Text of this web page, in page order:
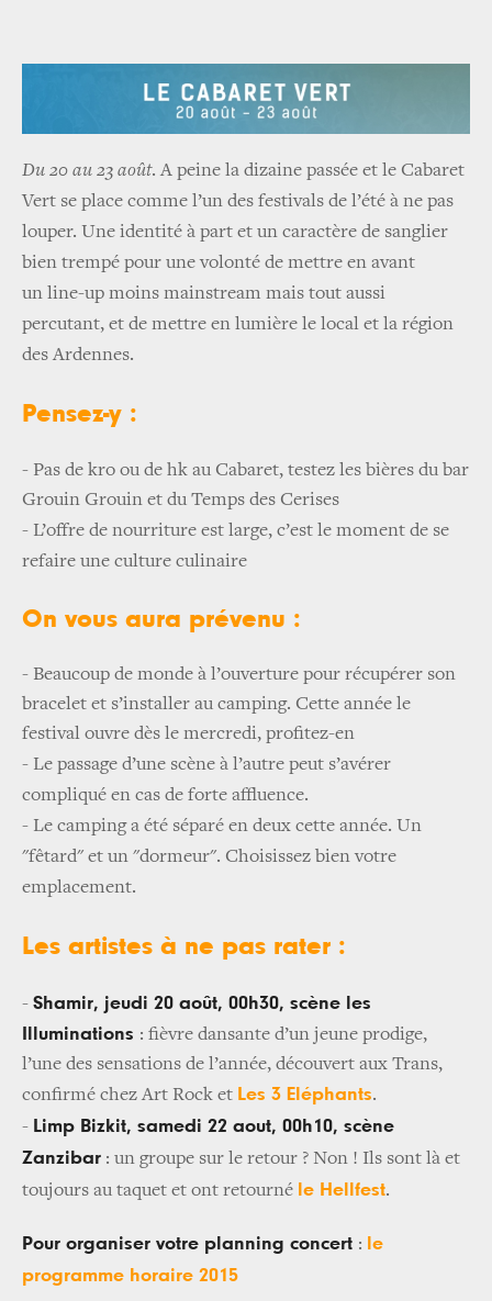
Du 20 au 23 août. A peine la dizaine passée et le Cabaret
Vert se place comme l’un des festivals de l’été à ne pas
louper. Une identité à part et un caractère de sanglier
bien trempé pour une volonté de mettre en avant
un line-up moins mainstream mais tout aussi
percutant, et de mettre en lumière le local et la région
des Ardennes.
Pensez-y :
- Pas de kro ou de hk au Cabaret, testez les bières du bar
Grouin Grouin et du Temps des Cerises
- L’offre de nourriture est large, c’est le moment de se
refaire une culture culinaire
On vous aura prévenu :
- Beaucoup de monde à l’ouverture pour récupérer son
bracelet et s’installer au camping. Cette année le
festival ouvre dès le mercredi, profitez-en
- Le passage d’une scène à l’autre peut s’avérer
compliqué en cas de forte affluence.
- Le camping a été séparé en deux cette année. Un
"fêtard" et un "dormeur". Choisissez bien votre
emplacement.
Les artistes à ne pas rater :
- Shamir, jeudi 20 août, 00h30, scène les
Illuminations : fièvre dansante d’un jeune prodige,
l’une des sensations de l’année, découvert aux Trans,
confirmé chez Art Rock et Les 3 Eléphants.
- Limp Bizkit, samedi 22 aout, 00h10, scène
Zanzibar : un groupe sur le retour ? Non ! Ils sont là et
toujours au taquet et ont retourné le Hellfest.
Pour organiser votre planning concert : le
programme horaire 2015